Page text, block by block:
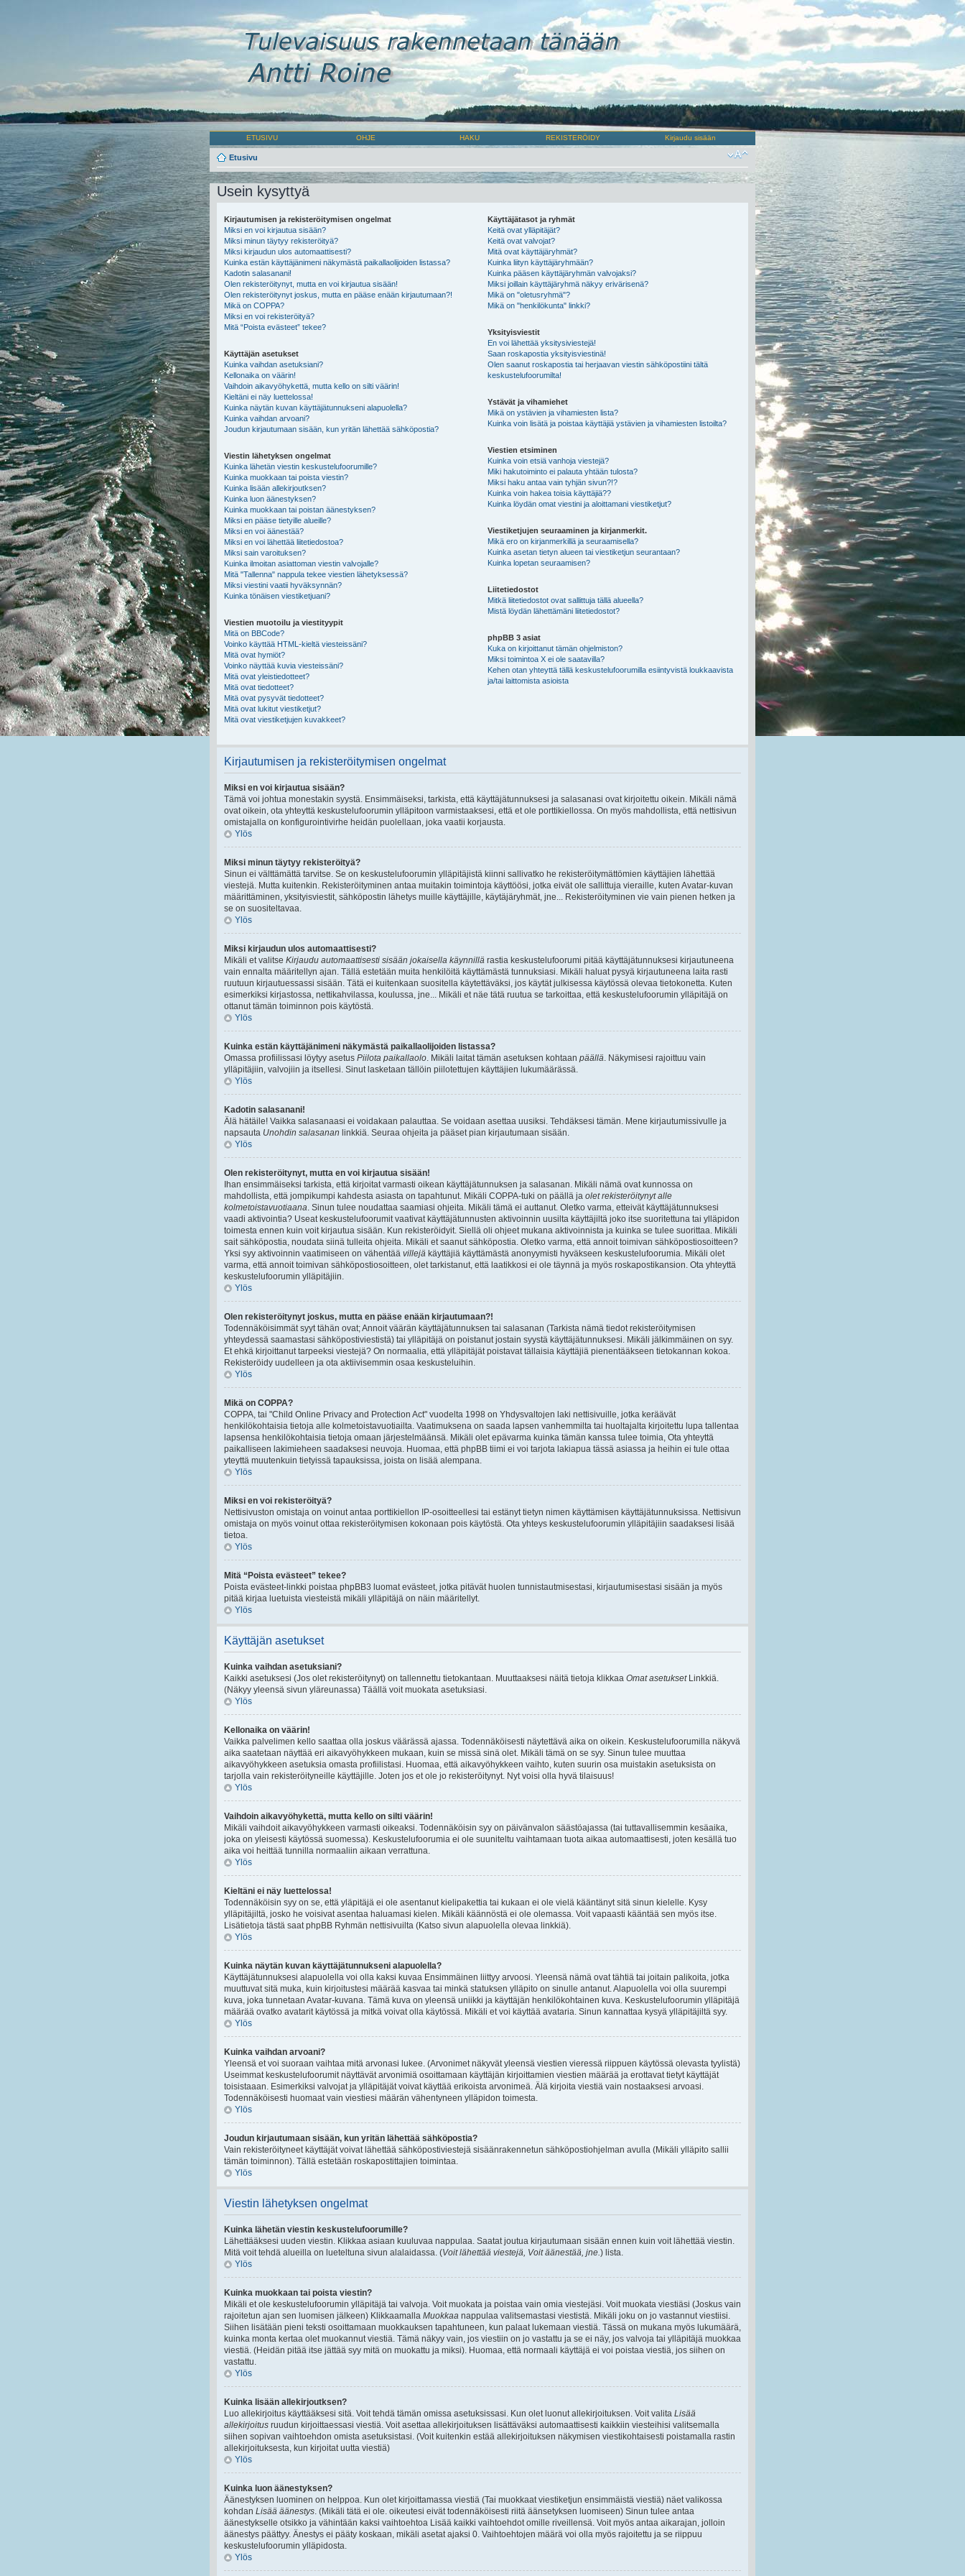
ETUSIVU OHJE HAKU REKISTERÖIDY Kirjaudu sisään
Etusivu
Usein kysyttyä
Kirjautumisen ja rekisteröitymisen ongelmat
Miksi en voi kirjautua sisään?
Miksi minun täytyy rekisteröityä?
Miksi kirjaudun ulos automaattisesti?
Kuinka estän käyttäjänimeni näkymästä paikallaolijoiden listassa?
Kadotin salasanani!
Olen rekisteröitynyt, mutta en voi kirjautua sisään!
Olen rekisteröitynyt joskus, mutta en pääse enään kirjautumaan?!
Mikä on COPPA?
Miksi en voi rekisteröityä?
Mitä “Poista evästeet” tekee?
Käyttäjän asetukset
Kuinka vaihdan asetuksiani?
Kellonaika on väärin!
Vaihdoin aikavyöhykettä, mutta kello on silti väärin!
Kieltäni ei näy luettelossa!
Kuinka näytän kuvan käyttäjätunnukseni alapuolella?
Kuinka vaihdan arvoani?
Joudun kirjautumaan sisään, kun yritän lähettää sähköpostia?
Viestin lähetyksen ongelmat
Kuinka lähetän viestin keskustelufoorumille?
Kuinka muokkaan tai poista viestin?
Kuinka lisään allekirjoutksen?
Kuinka luon äänestyksen?
Kuinka muokkaan tai poistan äänestyksen?
Miksi en pääse tietyille alueille?
Miksi en voi äänestää?
Miksi en voi lähettää liitetiedostoa?
Miksi sain varoituksen?
Kuinka ilmoitan asiattoman viestin valvojalle?
Mitä "Tallenna" nappula tekee viestien lähetyksessä?
Miksi viestini vaatii hyväksynnän?
Kuinka tönäisen viestiketjuani?
Viestien muotoilu ja viestityypit
Mitä on BBCode?
Voinko käyttää HTML-kieltä viesteissäni?
Mitä ovat hymiöt?
Voinko näyttää kuvia viesteissäni?
Mitä ovat yleistiedotteet?
Mitä ovat tiedotteet?
Mitä ovat pysyvät tiedotteet?
Mitä ovat lukitut viestiketjut?
Mitä ovat viestiketjujen kuvakkeet?
Käyttäjätasot ja ryhmät
Keitä ovat ylläpitäjät?
Keitä ovat valvojat?
Mitä ovat käyttäjäryhmät?
Kuinka liityn käyttäjäryhmään?
Kuinka pääsen käyttäjäryhmän valvojaksi?
Miksi joillain käyttäjäryhmä näkyy erivärisenä?
Mikä on "oletusryhmä"?
Mikä on "henkilökunta" linkki?
Yksityisviestit
En voi lähettää yksitysiviestejä!
Saan roskapostia yksityisviestinä!
Olen saanut roskapostia tai herjaavan viestin sähköpostiini tältä
keskustelufoorumilta!
Ystävät ja vihamiehet
Mikä on ystävien ja vihamiesten lista?
Kuinka voin lisätä ja poistaa käyttäjiä ystävien ja vihamiesten listoilta?
Viestien etsiminen
Kuinka voin etsiä vanhoja viestejä?
Miki hakutoiminto ei palauta yhtään tulosta?
Miksi haku antaa vain tyhjän sivun?!?
Kuinka voin hakea toisia käyttäjiä??
Kuinka löydän omat viestini ja aloittamani viestiketjut?
Viestiketjujen seuraaminen ja kirjanmerkit.
Mikä ero on kirjanmerkillä ja seuraamisella?
Kuinka asetan tietyn alueen tai viestiketjun seurantaan?
Kuinka lopetan seuraamisen?
Liitetiedostot
Mitkä liitetiedostot ovat sallittuja tällä alueella?
Mistä löydän lähettämäni liitetiedostot?
phpBB 3 asiat
Kuka on kirjoittanut tämän ohjelmiston?
Miksi toimintoa X ei ole saatavilla?
Kehen otan yhteyttä tällä keskustelufoorumilla esiintyvistä loukkaavista
ja/tai laittomista asioista
Kirjautumisen ja rekisteröitymisen ongelmat
Miksi en voi kirjautua sisään?
Tämä voi johtua monestakin syystä. Ensimmäiseksi, tarkista, että käyttäjätunnuksesi ja salasanasi ovat kirjoitettu oikein. Mikäli nämä
ovat oikein, ota yhteyttä keskustelufoorumin ylläpitoon varmistaaksesi, että et ole porttikiellossa. On myös mahdollista, että nettisivun
omistajalla on konfigurointivirhe heidän puolellaan, joka vaatii korjausta.
Ylös
Miksi minun täytyy rekisteröityä?
Sinun ei välttämättä tarvitse. Se on keskustelufoorumin ylläpitäjistä kiinni sallivatko he rekisteröitymättömien käyttäjien lähettää
viestejä. Mutta kuitenkin. Rekisteröityminen antaa muitakin toimintoja käyttöösi, jotka eivät ole sallittuja vieraille, kuten Avatar-kuvan
määrittäminen, yksityisviestit, sähköpostin lähetys muille käyttäjille, käytäjäryhmät, jne... Rekisteröityminen vie vain pienen hetken ja
se on suositeltavaa.
Ylös
Miksi kirjaudun ulos automaattisesti?
Mikäli et valitse Kirjaudu automaattisesti sisään jokaisella käynnillä rastia keskustelufoorumi pitää käyttäjätunnuksesi kirjautuneena
vain ennalta määritellyn ajan. Tällä estetään muita henkilöitä käyttämästä tunnuksiasi. Mikäli haluat pysyä kirjautuneena laita rasti
ruutuun kirjautuessassi sisään. Tätä ei kuitenkaan suositella käytettäväksi, jos käytät julkisessa käytössä olevaa tietokonetta. Kuten
esimerkiksi kirjastossa, nettikahvilassa, koulussa, jne... Mikäli et näe tätä ruutua se tarkoittaa, että keskustelufoorumin ylläpitäjä on
ottanut tämän toiminnon pois käytöstä.
Ylös
Kuinka estän käyttäjänimeni näkymästä paikallaolijoiden listassa?
Omassa profiilissasi löytyy asetus Piilota paikallaolo. Mikäli laitat tämän asetuksen kohtaan päällä. Näkymisesi rajoittuu vain
ylläpitäjiin, valvojiin ja itsellesi. Sinut lasketaan tällöin piilotettujen käyttäjien lukumäärässä.
Ylös
Kadotin salasanani!
Älä hätäile! Vaikka salasanaasi ei voidakaan palauttaa. Se voidaan asettaa uusiksi. Tehdäksesi tämän. Mene kirjautumissivulle ja
napsauta Unohdin salasanan linkkiä. Seuraa ohjeita ja pääset pian kirjautumaan sisään.
Ylös
Olen rekisteröitynyt, mutta en voi kirjautua sisään!
Ihan ensimmäiseksi tarkista, että kirjoitat varmasti oikean käyttäjätunnuksen ja salasanan. Mikäli nämä ovat kunnossa on
mahdollista, että jompikumpi kahdesta asiasta on tapahtunut. Mikäli COPPA-tuki on päällä ja olet rekisteröitynyt alle
kolmetoistavuotiaana. Sinun tulee noudattaa saamiasi ohjeita. Mikäli tämä ei auttanut. Oletko varma, etteivät käyttäjätunnuksesi
vaadi aktivointia? Useat keskustelufoorumit vaativat käyttäjätunnusten aktivoinnin uusilta käyttäjiltä joko itse suoritettuna tai ylläpidon
toimesta ennen kuin voit kirjautua sisään. Kun rekisteröidyit. Siellä oli ohjeet mukana aktivoinnista ja kuinka se tulee suorittaa. Mikäli
sait sähköpostia, noudata siinä tulleita ohjeita. Mikäli et saanut sähköpostia. Oletko varma, että annoit toimivan sähköpostiosoitteen?
Yksi syy aktivoinnin vaatimiseen on vähentää villejä käyttäjiä käyttämästä anonyymisti hyväkseen keskustelufoorumia. Mikäli olet
varma, että annoit toimivan sähköpostiosoitteen, olet tarkistanut, että laatikkosi ei ole täynnä ja myös roskapostikansion. Ota yhteyttä
keskustelufoorumin ylläpitäjiin.
Ylös
Olen rekisteröitynyt joskus, mutta en pääse enään kirjautumaan?!
Todennäköisimmät syyt tähän ovat; Annoit väärän käyttäjätunnuksen tai salasanan (Tarkista nämä tiedot rekisteröitymisen
yhteydessä saamastasi sähköpostiviestistä) tai ylläpitäjä on poistanut jostain syystä käyttäjätunnuksesi. Mikäli jälkimmäinen on syy.
Et ehkä kirjoittanut tarpeeksi viestejä? On normaalia, että ylläpitäjät poistavat tällaisia käyttäjiä pienentääkseen tietokannan kokoa.
Rekisteröidy uudelleen ja ota aktiivisemmin osaa keskusteluihin.
Ylös
Mikä on COPPA?
COPPA, tai "Child Online Privacy and Protection Act" vuodelta 1998 on Yhdysvaltojen laki nettisivuille, jotka keräävät
henkilökohtaisia tietoja alle kolmetoistavuotiailta. Vaatimuksena on saada lapsen vanhemmilta tai huoltajalta kirjoitettu lupa tallentaa
lapsensa henkilökohtaisia tietoja omaan järjestelmäänsä. Mikäli olet epävarma kuinka tämän kanssa tulee toimia, Ota yhteyttä
paikalliseen lakimieheen saadaksesi neuvoja. Huomaa, että phpBB tiimi ei voi tarjota lakiapua tässä asiassa ja heihin ei tule ottaa
yteyttä muutenkuin tietyissä tapauksissa, joista on lisää alempana.
Ylös
Miksi en voi rekisteröityä?
Nettisivuston omistaja on voinut antaa porttikiellon IP-osoitteellesi tai estänyt tietyn nimen käyttämisen käyttäjätunnuksissa. Nettisivun
omistaja on myös voinut ottaa rekisteröitymisen kokonaan pois käytöstä. Ota yhteys keskustelufoorumin ylläpitäjiin saadaksesi lisää
tietoa.
Ylös
Mitä “Poista evästeet” tekee?
Poista evästeet-linkki poistaa phpBB3 luomat evästeet, jotka pitävät huolen tunnistautmisestasi, kirjautumisestasi sisään ja myös
pitää kirjaa luetuista viesteistä mikäli ylläpitäjä on näin määritellyt.
Ylös
Käyttäjän asetukset
Kuinka vaihdan asetuksiani?
Kaikki asetuksesi (Jos olet rekisteröitynyt) on tallennettu tietokantaan. Muuttaaksesi näitä tietoja klikkaa Omat asetuksetLinkkiä.
(Näkyy yleensä sivun yläreunassa) Täällä voit muokata asetuksiasi.
Ylös
Kellonaika on väärin!
Vaikka palvelimen kello saattaa olla joskus väärässä ajassa. Todennäköisesti näytettävä aika on oikein. Keskustelufoorumilla näkyvä
aika saatetaan näyttää eri aikavyöhykkeen mukaan, kuin se missä sinä olet. Mikäli tämä on se syy. Sinun tulee muuttaa
aikavyöhykkeen asetuksia omasta profiilistasi. Huomaa, että aikavyöhykkeen vaihto, kuten suurin osa muistakin asetuksista on
tarjolla vain rekisteröityneille käyttäjille. Joten jos et ole jo rekisteröitynyt. Nyt voisi olla hyvä tilaisuus!
Ylös
Vaihdoin aikavyöhykettä, mutta kello on silti väärin!
Mikäli vaihdoit aikavyöhykkeen varmasti oikeaksi. Todennäköisin syy on päivänvalon säästöajassa (tai tuttavallisemmin kesäaika,
joka on yleisesti käytössä suomessa). Keskustelufoorumia ei ole suuniteltu vaihtamaan tuota aikaa automaattisesti, joten kesällä tuo
aika voi heittää tunnilla normaaliin aikaan verrattuna.
Ylös
Kieltäni ei näy luettelossa!
Todennäköisin syy on se, että yläpitäjä ei ole asentanut kielipakettia tai kukaan ei ole vielä kääntänyt sitä sinun kielelle. Kysy
ylläpitäjiltä, josko he voisivat asentaa haluamasi kielen. Mikäli käännöstä ei ole olemassa. Voit vapaasti kääntää sen myös itse.
Lisätietoja tästä saat phpBB Ryhmän nettisivuilta (Katso sivun alapuolella olevaa linkkiä).
Ylös
Kuinka näytän kuvan käyttäjätunnukseni alapuolella?
Käyttäjätunnuksesi alapuolella voi olla kaksi kuvaa Ensimmäinen liittyy arvoosi. Yleensä nämä ovat tähtiä tai joitain palikoita, jotka
muuttuvat sitä muka, kuin kirjoitustesi määrää kasvaa tai minkä statuksen ylläpito on sinulle antanut. Alapuolella voi olla suurempi
kuva, joka tunnetaan Avatar-kuvana. Tämä kuva on yleensä uniikki ja käyttäjän henkilökohtainen kuva. Keskustelufoorumin ylläpitäjä
määrää ovatko avatarit käytössä ja mitkä voivat olla käytössä. Mikäli et voi käyttää avataria. Sinun kannattaa kysyä ylläpitäjiltä syy.
Ylös
Kuinka vaihdan arvoani?
Yleensä et voi suoraan vaihtaa mitä arvonasi lukee. (Arvonimet näkyvät yleensä viestien vieressä riippuen käytössä olevasta tyylistä)
Useimmat keskustelufoorumit näyttävät arvonimiä osoittamaan käyttäjän kirjoittamien viestien määrää ja erottavat tietyt käyttäjät
toisistaaan. Esimerkiksi valvojat ja ylläpitäjät voivat käyttää erikoista arvonimeä. Älä kirjoita viestiä vain nostaaksesi arvoasi.
Todennäköisesti huomaat vain viestiesi määrän vähentyneen ylläpidon toimesta.
Ylös
Joudun kirjautumaan sisään, kun yritän lähettää sähköpostia?
Vain rekisteröityneet käyttäjät voivat lähettää sähköpostiviestejä sisäänrakennetun sähköpostiohjelman avulla (Mikäli ylläpito sallii
tämän toiminnon). Tällä estetään roskapostittajien toimintaa.
Ylös
Viestin lähetyksen ongelmat
Kuinka lähetän viestin keskustelufoorumille?
Lähettääksesi uuden viestin. Klikkaa asiaan kuuluvaa nappulaa. Saatat joutua kirjautumaan sisään ennen kuin voit lähettää viestin.
Mitä voit tehdä alueilla on lueteltuna sivun alalaidassa. (Voit lähettää viestejä, Voit äänestää, jne.) lista.
Ylös
Kuinka muokkaan tai poista viestin?
Mikäli et ole keskustelufoorumin ylläpitäjä tai valvoja. Voit muokata ja poistaa vain omia viestejäsi. Voit muokata viestiäsi (Joskus vain
rajoitetun ajan sen luomisen jälkeen) Klikkaamalla Muokkaa nappulaa valitsemastasi viestistä. Mikäli joku on jo vastannut viestiisi.
Siihen lisätään pieni teksti osoittamaan muokkauksen tapahtuneen, kun palaat lukemaan viestiä. Tässä on mukana myös lukumäärä,
kuinka monta kertaa olet muokannut viestiä. Tämä näkyy vain, jos viestiin on jo vastattu ja se ei näy, jos valvoja tai ylläpitäjä muokkaa
viestiä. (Heidän pitää itse jättää syy mitä on muokattu ja miksi). Huomaa, että normaali käyttäjä ei voi poistaa viestiä, jos siihen on
vastattu.
Ylös
Kuinka lisään allekirjoutksen?
Luo allekirjoitus käyttääksesi sitä. Voit tehdä tämän omissa asetuksissasi. Kun olet luonut allekirjoituksen. Voit valita Lisää
allekirjoitus ruudun kirjoittaessasi viestiä. Voit asettaa allekirjoituksen lisättäväksi automaattisesti kaikkiin viesteihisi valitsemalla
siihen sopivan vaihtoehdon omista asetuksistasi. (Voit kuitenkin estää allekirjoituksen näkymisen viestikohtaisesti poistamalla rastin
allekirjoituksesta, kun kirjoitat uutta viestiä)
Ylös
Kuinka luon äänestyksen?
Äänestyksen luominen on helppoa. Kun olet kirjoittamassa viestiä (Tai muokkaat viestiketjun ensimmäistä viestiä) näet valikossa
kohdan Lisää äänestys. (Mikäli tätä ei ole. oikeutesi eivät todennäköisesti riitä äänsetyksen luomiseen) Sinun tulee antaa
äänestykselle otsikko ja vähintään kaksi vaihtoehtoa Lisää kaikki vaihtoehdot omille riveillensä. Voit myös antaa aikarajan, jolloin
äänestys päättyy. Änestys ei pääty koskaan, mikäli asetat ajaksi 0. Vaihtoehtojen määrä voi olla myös rajoitettu ja se riippuu
keskustelufoorumin ylläpidosta.
Ylös